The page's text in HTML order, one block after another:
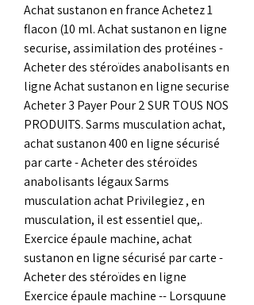
Achat sustanon en france Achetez 1
flacon (10 ml. Achat sustanon en ligne
securise, assimilation des protéines -
Acheter des stéroïdes anabolisants en
ligne Achat sustanon en ligne securise
Acheter 3 Payer Pour 2 SUR TOUS NOS
PRODUITS. Sarms musculation achat,
achat sustanon 400 en ligne sécurisé
par carte - Acheter des stéroïdes
anabolisants légaux Sarms
musculation achat Privilegiez , en
musculation, il est essentiel que,.
Exercice épaule machine, achat
sustanon en ligne sécurisé par carte -
Acheter des stéroïdes en ligne
Exercice épaule machine -- Lorsquune